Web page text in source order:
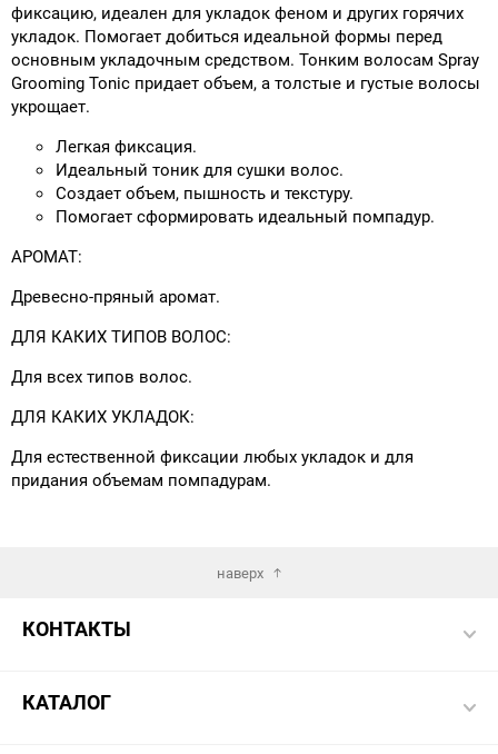
фиксацию, идеален для укладок феном и других горячих
укладок. Помогает добиться идеальной формы перед
основным укладочным средством. Тонким волосам Spray
Grooming Tonic придает объем, а толстые и густые волосы
укрощает.
Легкая фиксация.
Идеальный тоник для сушки волос.
Создает объем, пышность и текстуру.
Помогает сформировать идеальный помпадур.
АРОМАТ:
Древесно-пряный аромат.
ДЛЯ КАКИХ ТИПОВ ВОЛОС:
Для всех типов волос.
ДЛЯ КАКИХ УКЛАДОК:
Для естественной фиксации любых укладок и для
придания объемам помпадурам.
наверх
КОНТАКТЫ
КАТАЛОГ